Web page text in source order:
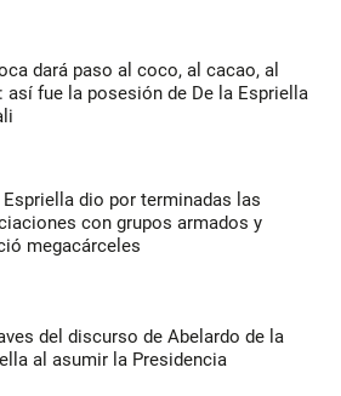
dará paso al coco, al cacao, al
así fue la posesión de De la Espriella
Espriella dio por terminadas las
con grupos armados y
megacárceles
del discurso de Abelardo de la
al asumir la Presidencia